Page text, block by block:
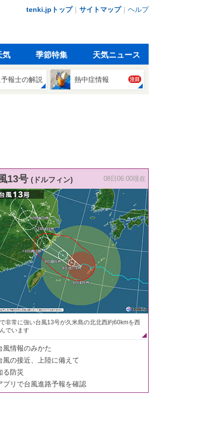
tenki.jpトップ｜ サイトマップ｜ ヘルプ
気 季節特集 天気ニュース
報士の解説 熱中症情報 注目
13号 (ドルフィン) 08日06:00現在
非常に強い台風13号が久米島の北北西約60kmを西
でいます
風情報のみかた
風の接近、上陸に備えて
る防災
プリで台風進路予報を確認